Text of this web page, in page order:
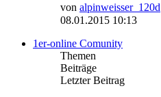
von alpinweisser_120d
08.01.2015 10:13
1er-online Comunity
Themen
Beiträge
Letzter Beitrag